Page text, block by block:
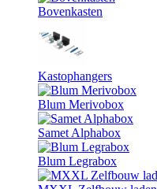
Bovenkasten
Kastophangers
Blum Merivobox
Samet Alphabox
Blum Legrabox